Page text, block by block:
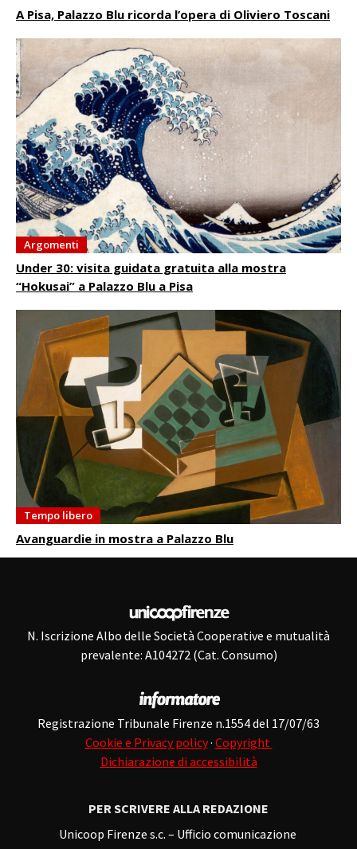
A Pisa, Palazzo Blu ricorda l’opera di Oliviero Toscani
Argomenti
Under 30: visita guidata gratuita alla mostra
“Hokusai” a Palazzo Blu a Pisa
Tempo libero
Avanguardie in mostra a Palazzo Blu
N. Iscrizione Albo delle Società Cooperative e mutualità
prevalente: A104272 (Cat. Consumo)
Registrazione Tribunale Firenze n.1554 del 17/07/63
Cookie e Privacy policy· Copyright
Dichiarazione di accessibilità
PER SCRIVERE ALLA REDAZIONE
Unicoop Firenze s.c. – Ufficio comunicazione